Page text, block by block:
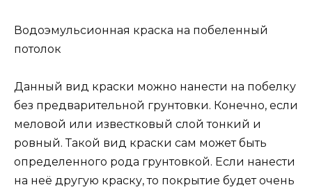
Водоэмульсионная краска на побеленный
потолок
Данный вид краски можно нанести на побелку
без предварительной грунтовки. Конечно, если
меловой или известковый слой тонкий и
ровный. Такой вид краски сам может быть
определенного рода грунтовкой. Если нанести
на неё другую краску, то покрытие будет очень